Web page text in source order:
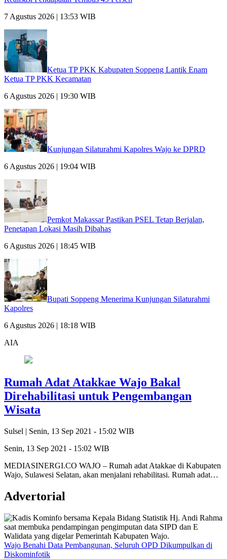
7 Agustus 2026 | 13:53 WIB
Ketua TP PKK Kabupaten Soppeng Lantik Enam
Ketua TP PKK Kecamatan
6 Agustus 2026 | 19:30 WIB
Kunjungan Silaturahmi Kapolres Wajo ke DPRD
6 Agustus 2026 | 19:04 WIB
Pemkot Makassar Pastikan PSEL Tetap Berjalan,
Penetapan Lokasi Masih Dibahas
6 Agustus 2026 | 18:45 WIB
Bupati Soppeng Menerima Kunjungan Silaturahmi
Kapolres
6 Agustus 2026 | 18:18 WIB
AIA
Rumah Adat Atakkae Wajo Bakal
Direhabilitasi untuk Pengembangan
Wisata
Sulsel | Senin, 13 Sep 2021 - 15:02 WIB
Senin, 13 Sep 2021 - 15:02 WIB
MEDIASINERGI.CO WAJO – Rumah adat Atakkae di Kabupaten
Wajo, Sulawesi Selatan, akan menjalani rehabilitasi. Rumah adat…
Advertorial
Wajo Benahi Data Pembangunan, Seluruh OPD Dikumpulkan di
Diskominfotik